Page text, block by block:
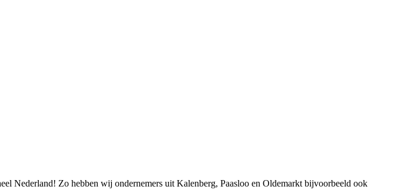
Nederland! Zo hebben wij ondernemers uit Kalenberg, Paasloo en Oldemarkt bijvoorbeeld ook